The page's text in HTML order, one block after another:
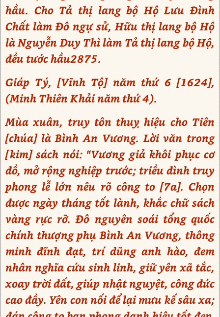
hầu. Cho Tả thị lang bộ Hộ Lưu Đình
Chất làm Đô ngự sử, Hữu thị lang bộ Hộ
là Nguyễn Duy Thì làm Tả thị lang bộ Hộ,
đều tước hầu2875.
Giáp Tý, [Vĩnh Tộ] năm thứ 6 [1624],
(Minh Thiên Khải năm thứ 4).
Mùa xuân, truy tôn thuỵ hiệu cho Tiên
[chúa] là Bình An Vương. Lời văn trong
[kim] sách nói: "Vương giả khôi phục cơ
đồ, mở rộng nghiệp trước; triều đình truy
phong lễ lớn nêu rõ công to [7a]. Chọn
được ngày tháng tốt lành, khắc chữ sách
vàng rực rỡ. Đô nguyên soái tổng quốc
chính thượng phụ Bình An Vương, thông
minh đĩnh đạt, trí dũng anh hào, đem
nhân nghĩa cứu sinh linh, giữ yên xã tắc,
xoay trời đất, giúp nhật nguyệt, công đức
cao đầy. Yên con nối để lại mưu kế sâu xa;